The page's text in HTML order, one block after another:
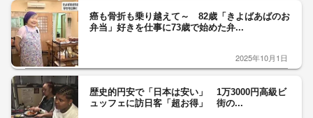
癌も骨折も乗り越えて～ 82歳「きよばあばのお
弁当」好きを仕事に73歳で始めた弁...
2025年10月1日
歴史的円安で「日本は安い」 1万3000円高級ビ
ュッフェに訪日客「超お得」 街の...